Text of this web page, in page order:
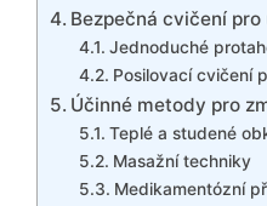
Bezpečná cvičení
Jednoduché
Posilovací cvičení
Účinné metody pro
Teplé a studené
Masažní techniky
Medikamentózní